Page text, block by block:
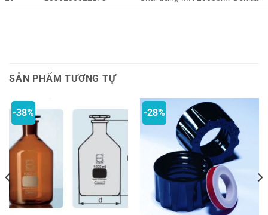
SẢN PHẨM TƯƠNG TỰ
-38% -28%